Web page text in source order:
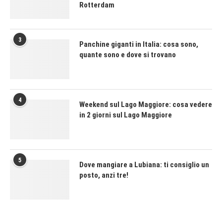
Rotterdam
3
Panchine giganti in Italia: cosa sono,
quante sono e dove si trovano
4
Weekend sul Lago Maggiore: cosa vedere
in 2 giorni sul Lago Maggiore
5
Dove mangiare a Lubiana: ti consiglio un
posto, anzi tre!